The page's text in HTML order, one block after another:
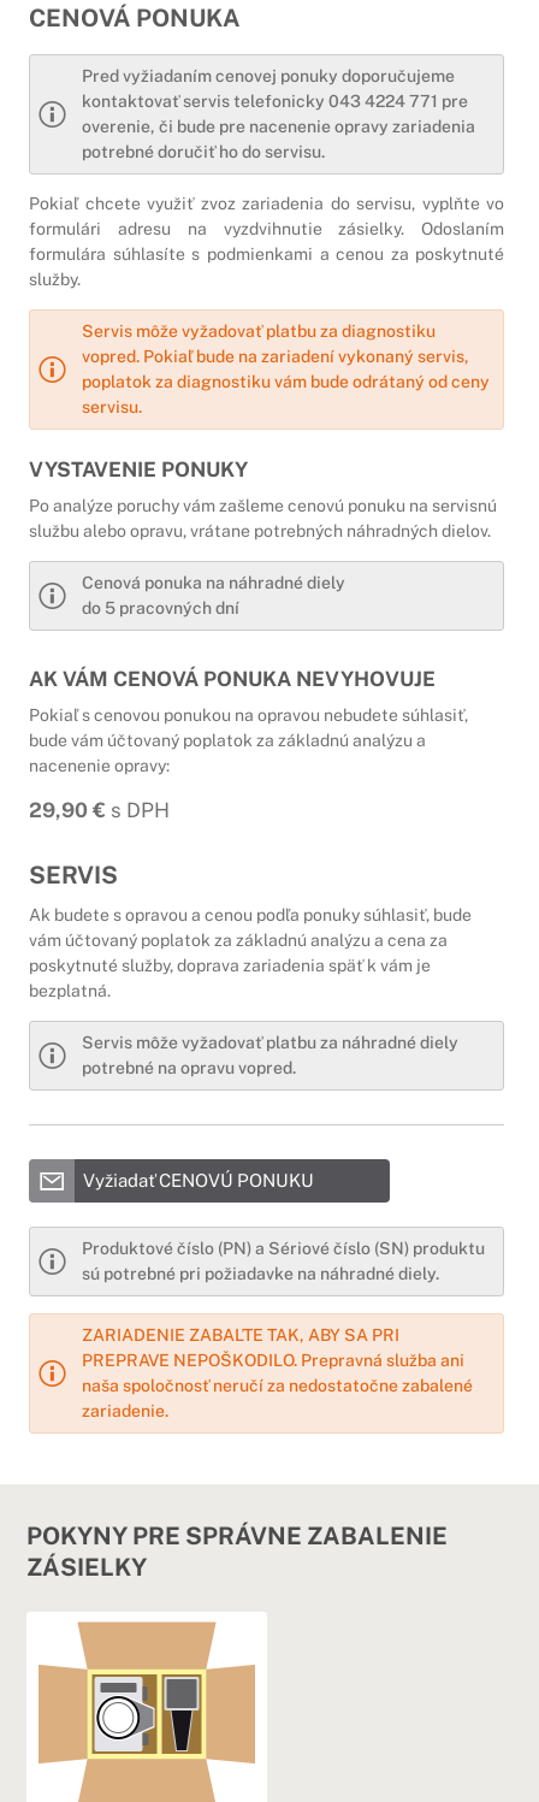
CENOVÁ PONUKA
Pred vyžiadaním cenovej ponuky doporučujeme
kontaktovať servis telefonicky 043 4224 771 pre
overenie, či bude pre nacenenie opravy zariadenia
potrebné doručiť ho do servisu.
Pokiaľ chcete využiť zvoz zariadenia do servisu, vyplňte vo
formulári adresu na vyzdvihnutie zásielky. Odoslaním
formulára súhlasíte s podmienkami a cenou za poskytnuté
služby.
Servis môže vyžadovať platbu za diagnostiku
vopred. Pokiaľ bude na zariadení vykonaný servis,
poplatok za diagnostiku vám bude odrátaný od ceny
servisu.
VYSTAVENIE PONUKY
Po analýze poruchy vám zašleme cenovú ponuku na servisnú
službu alebo opravu, vrátane potrebných náhradných dielov.
Cenová ponuka na náhradné diely
do 5 pracovných dní
AK VÁM CENOVÁ PONUKA NEVYHOVUJE
Pokiaľ s cenovou ponukou na opravou nebudete súhlasiť,
bude vám účtovaný poplatok za základnú analýzu a
nacenenie opravy:
29,90 € s DPH
SERVIS
Ak budete s opravou a cenou podľa ponuky súhlasiť, bude
vám účtovaný poplatok za základnú analýzu a cena za
poskytnuté služby, doprava zariadenia späť k vám je
bezplatná.
Servis môže vyžadovať platbu za náhradné diely
potrebné na opravu vopred.
Vyžiadať CENOVÚ PONUKU
Produktové číslo (PN) a Sériové číslo (SN) produktu
sú potrebné pri požiadavke na náhradné diely.
ZARIADENIE ZABAĽTE TAK, ABY SA PRI
PREPRAVE NEPOŠKODILO. Prepravná služba ani
naša spoločnosť neručí za nedostatočne zabalené
zariadenie.
POKYNY PRE SPRÁVNE ZABALENIE
ZÁSIELKY